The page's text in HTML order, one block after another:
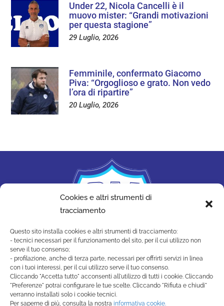
Cookies e altri strumenti di
tracciamento
Questo sito installa cookies e altri strumenti di tracciamento:
- tecnici necessari per il funzionamento del sito, per il cui utilizzo non
serve il tuo consenso;
- profilazione, anche di terza parte, necessari per offrirti servizi in linea
con i tuoi interessi, per il cui utilizzo serve il tuo consenso.
Cliccando "Accetta tutto" acconsenti all'utilizzo di tutti i cookie. Cliccando
"Preferenze" potrai configurare le tue scelte. Cliccando "Rifiuta e chiudi"
verranno installati solo i cookie tecnici.
Per saperne di più, consulta la nostra informativa cookie.
Under 22, Nicola Cancelli è il
muovo mister: “Grandi motivazioni
per questa stagione”
29 Luglio, 2026
Femminile, confermato Giacomo
Piva: “Orgoglioso e grato. Non vedo
l’ora di ripartire”
20 Luglio, 2026
SAN MARINO ACADEMY
Strada di Montecchio, 17 47890